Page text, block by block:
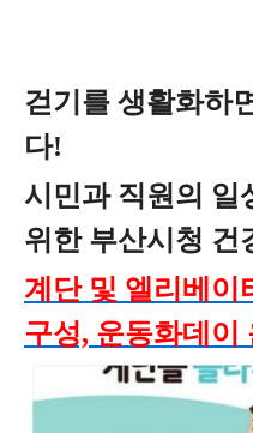
걷기를 생활화하
다!
시민과 직원의 일
위한 부산시청 건
계단 및 엘리베이
구성, 운동화데이